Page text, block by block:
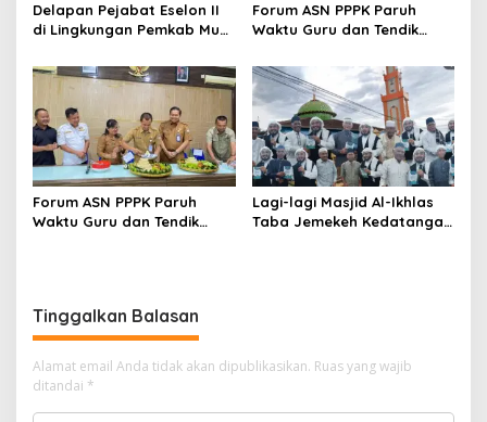
Delapan Pejabat Eselon II
di Lingkungan Pemkab Musi
Forum ASN PPPK Paruh
Waktu Guru dan Tendik
Silaturahmi Bersama
Disdikbud Lubuk Linggau
Forum ASN PPPK Paruh
Waktu Guru dan Tendik
Lagi-lagi Masjid Al-Ikhlas
Taba Jemekeh Kedatangan
Tinggalkan Balasan
Alamat email Anda tidak akan dipublikasikan. Ruas yang wajib
ditandai *